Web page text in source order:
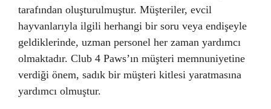
tarafından oluşturulmuştur. Müşteriler, evcil
hayvanlarıyla ilgili herhangi bir soru veya endişeyle
geldiklerinde, uzman personel her zaman yardımcı
olmaktadır. Club 4 Paws’ın müşteri memnuniyetine
verdiği önem, sadık bir müşteri kitlesi yaratmasına
yardımcı olmuştur.